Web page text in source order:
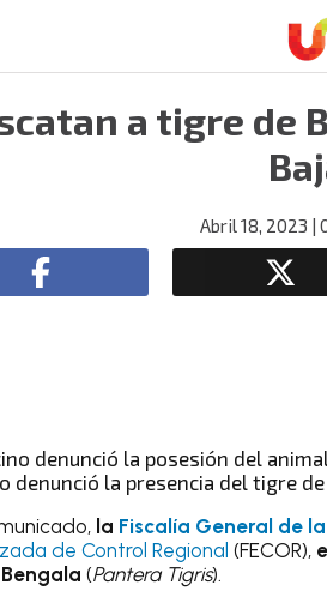
a tigre de
Abril 18, 2023 |
denunció la presencia del tigre de
la Fiscalía General de
de Control Regional (FECOR),
(Pantera Tigris).